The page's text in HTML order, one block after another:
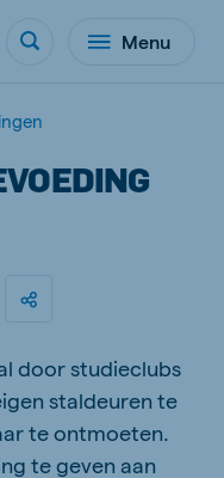
Menu
door studieclubs
staldeuren te
te ontmoeten.
te geven aan